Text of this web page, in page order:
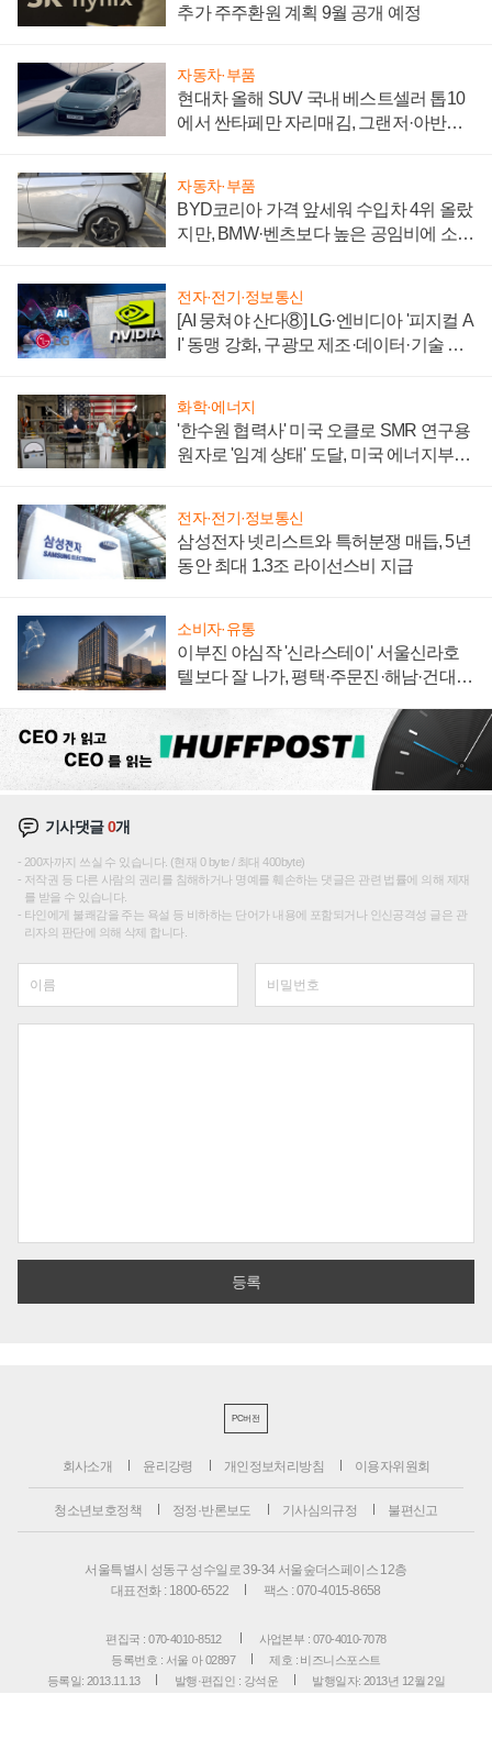
추가 주주환원 계획 9월 공개 예정
자동차·부품
현대차 올해 SUV 국내 베스트셀러 톱10
에서 싼타페만 자리매김, 그랜저·아반떼
자동차·부품
BYD코리아 가격 앞세워 수입차 4위 올랐
지만, BMW·벤츠보다 높은 공임비에 소비
전자·전기·정보통신
[AI 뭉쳐야 산다⑧] LG·엔비디아 '피지컬 A
I' 동맹 강화, 구광모 제조·데이터·기술 결
화학·에너지
'한수원 협력사' 미국 오클로 SMR 연구용
원자로 '임계 상태' 도달, 미국 에너지부
전자·전기·정보통신
삼성전자 넷리스트와 특허분쟁 매듭, 5년
동안 최대 1.3조 라이선스비 지급
소비자·유통
이부진 야심작 '신라스테이' 서울신라호
텔보다 잘 나가, 평택·주문진·해남·건대로
기사댓글0개
200자까지 쓰실 수 있습니다. (현재 0 byte / 최대 400byte)
저작권 등 다른 사람의 권리를 침해하거나 명예를 훼손하는 댓글은 관련 법률에 의해 제재
를 받을 수 있습니다.
타인에게 불쾌감을 주는 욕설 등 비하하는 단어가 내용에 포함되거나 인신공격성 글은 관
리자의 판단에 의해 삭제 합니다.
PC버전
회사소개 윤리강령 개인정보처리방침 이용자위원회
청소년보호정책 정정·반론보도 기사심의규정 불편신고
서울특별시 성동구 성수일로 39-34 서울숲더스페이스 12층
대표전화 : 1800-6522
팩스 : 070-4015-8658
편집국 : 070-4010-8512
사업본부 : 070-4010-7078
등록번호 : 서울 아 02897
제호 : 비즈니스포스트
등록일: 2013.11.13
발행·편집인 : 강석운
발행일자: 2013년 12월 2일